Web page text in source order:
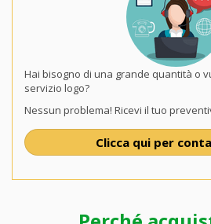
Hai bisogno di una grande quantità o
servizio logo?
Nessun problema! Ricevi il tuo
Clicca qui per